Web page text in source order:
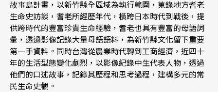
故事島計畫，以新竹縣全區域為執行範圍，蒐錄地方耆老
生命史訪談，耆老所經歷年代，橫跨日本時代到戰後，提
供跨時代的豐富珍貴生命經驗，耆老也具有豐富的母語詞
彙，透過影像記錄大量母語語料，為新竹縣文化留下重要
第一手資料。同時台灣從農業時代轉到工商經濟，近四十
年的生活型態變化劇烈，以影像紀錄中生代表人物，透過
他們的口述故事，記錄其歷程和思考過程，建構多元的常
民生命史觀。